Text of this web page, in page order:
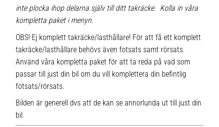
inte plocka ihop delarna själv till ditt takräcke. Kolla in våra
kompletta paket i menyn.
OBS! Ej komplett takräcke/lasthållare! För att få ett komplett
takräcke/lasthållare behövs även fotsats samt rörsats.
Använd våra kompletta paket för att ta reda på vad som
passar till just din bil om du vill komplettera din befintlig
fotsats/rörsats.
Bilden är generell dvs att de kan se annorlunda ut till just din
bil.